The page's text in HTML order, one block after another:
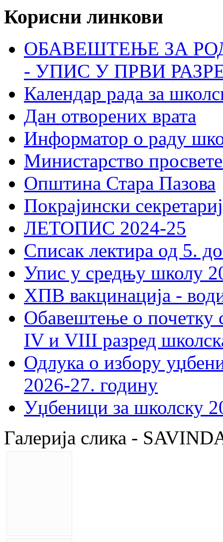
Корисни линкови
ОБАВЕШТЕЊЕ ЗА
- УПИС У ПРВИ
Календар рада за
Дан отворених врата
Информатор о раду
Министарство
Општина Стара Пазова
Покрајински
ЛЕТОПИС 2024-25
Списак лектира од 5.
Упис у средњу школу
ХПВ вакцинација -
Обавештење о почетку
IV и VIII разред
Одлука о избору
2026-27. годину
Уџбеници за школску
Галерија слика -